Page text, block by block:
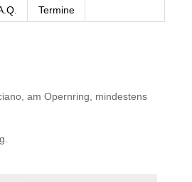
Termine
am Opernring, mindestens